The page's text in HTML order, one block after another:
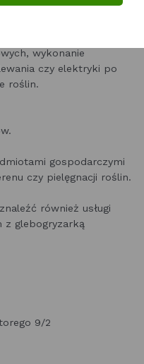
prywatne, którym
wykonanie
czy elektryki po
roślin.
gospodarczymi
czy pielęgnacji roślin.
również usługi
z glebogryzarką
9/2